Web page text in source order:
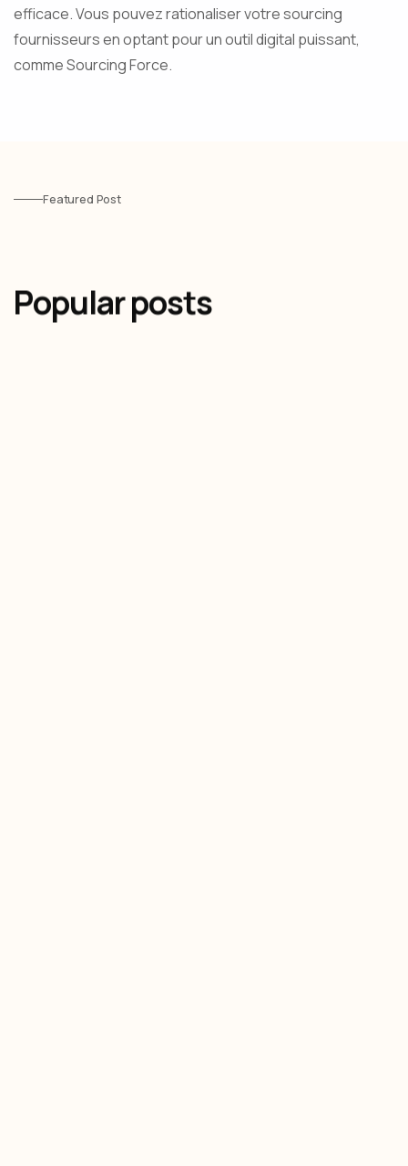
efficace. Vous pouvez rationaliser votre sourcing
fournisseurs en optant pour un outil digital puissant,
comme Sourcing Force.
Featured Post
Popular posts